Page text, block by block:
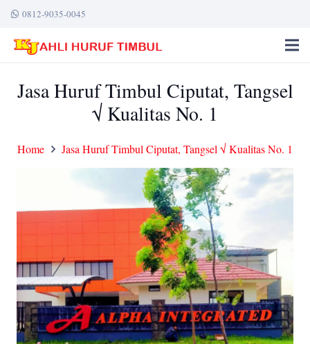
0812-9035-0045
Jasa Huruf Timbul Ciputat, Tangsel
√ Kualitas No. 1
Home Jasa Huruf Timbul Ciputat, Tangsel √ Kualitas No. 1